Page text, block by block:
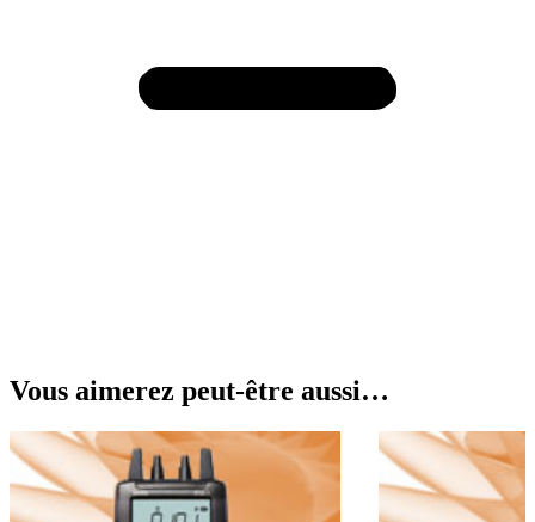
Vous aimerez peut-être aussi…